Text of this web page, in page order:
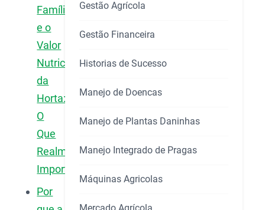
Família
e o
Valor
Nutricional
da
Horta:
O
Que
Realmente
Importa?
Por
Gestão Agrícola
Gestão Financeira
Historias de Sucesso
Manejo de Doencas
Manejo de Plantas Daninhas
Manejo Integrado de Pragas
Máquinas Agricolas
Mercado Agrícola